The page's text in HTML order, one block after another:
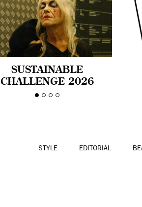
SUSTAINABLE
CHALLENGE 2026
CELEBRA LA
STYLE EDITORIAL